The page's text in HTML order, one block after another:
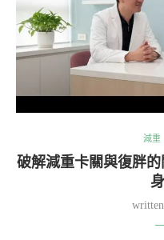
減重
破解減重卡關與復胖